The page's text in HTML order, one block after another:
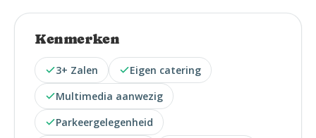
Kenmerken
3+ Zalen
Eigen catering
Multimedia aanwezig
Parkeergelegenheid